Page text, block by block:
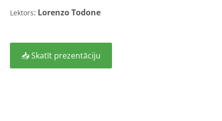
Lektors: Lorenzo Todone
📥 Skatīt prezentāciju